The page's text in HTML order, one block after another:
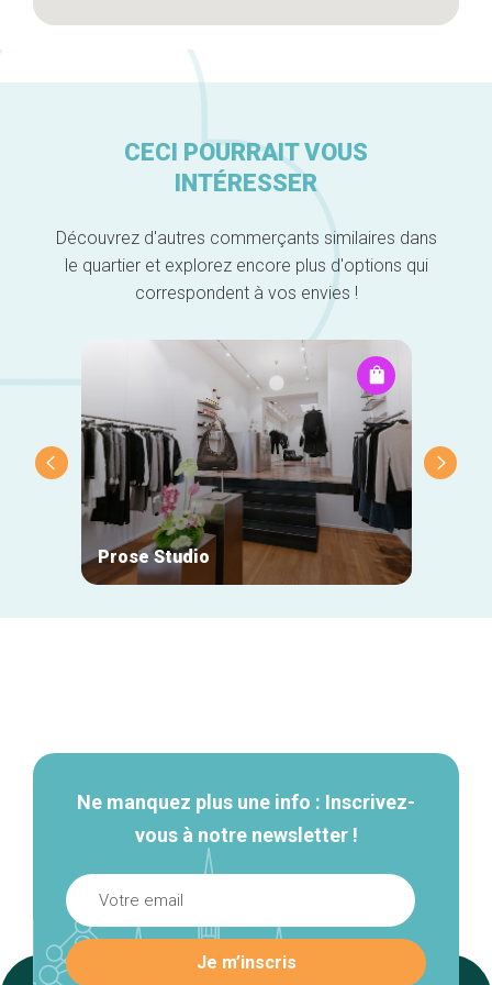
CECI POURRAIT VOUS
INTÉRESSER
Découvrez d'autres commerçants similaires dans
le quartier et explorez encore plus d'options qui
correspondent à vos envies !
Prose Studio
Ne manquez plus une info : Inscrivez-
vous à notre newsletter !